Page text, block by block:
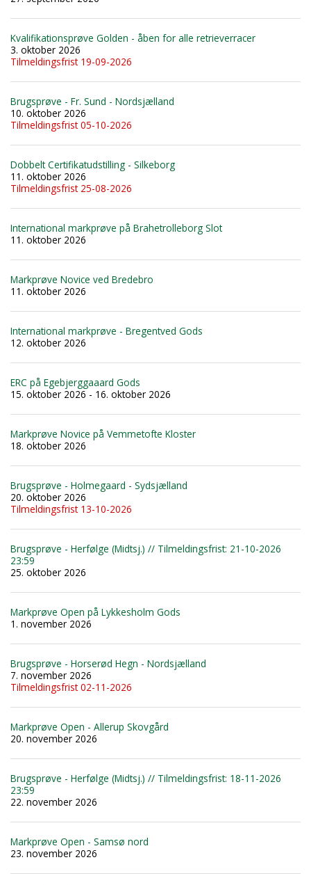
Kvalifikationsprøve Golden - åben for alle retrieverracer
3. oktober 2026
Tilmeldingsfrist 19-09-2026
Brugsprøve - Fr. Sund - Nordsjælland
10. oktober 2026
Tilmeldingsfrist 05-10-2026
Dobbelt Certifikatudstilling - Silkeborg
11. oktober 2026
Tilmeldingsfrist 25-08-2026
International markprøve på Brahetrolleborg Slot
11. oktober 2026
Markprøve Novice ved Bredebro
11. oktober 2026
International markprøve - Bregentved Gods
12. oktober 2026
ERC på Egebjerggaaard Gods
15. oktober 2026 - 16. oktober 2026
Markprøve Novice på Vemmetofte Kloster
18. oktober 2026
Brugsprøve - Holmegaard - Sydsjælland
20. oktober 2026
Tilmeldingsfrist 13-10-2026
Brugsprøve - Herfølge (Midtsj.) // Tilmeldingsfrist: 21-10-2026
23:59
25. oktober 2026
Markprøve Open på Lykkesholm Gods
1. november 2026
Brugsprøve - Horserød Hegn - Nordsjælland
7. november 2026
Tilmeldingsfrist 02-11-2026
Markprøve Open - Allerup Skovgård
20. november 2026
Brugsprøve - Herfølge (Midtsj.) // Tilmeldingsfrist: 18-11-2026
23:59
22. november 2026
Markprøve Open - Samsø nord
23. november 2026